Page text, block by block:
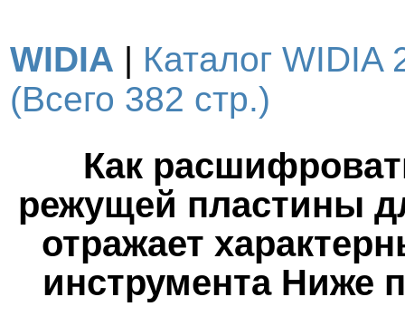
WIDIA | Каталог WIDIA
(Всего 382 стр.)
Как
режущей пластины
отражает
инструмента Ниже